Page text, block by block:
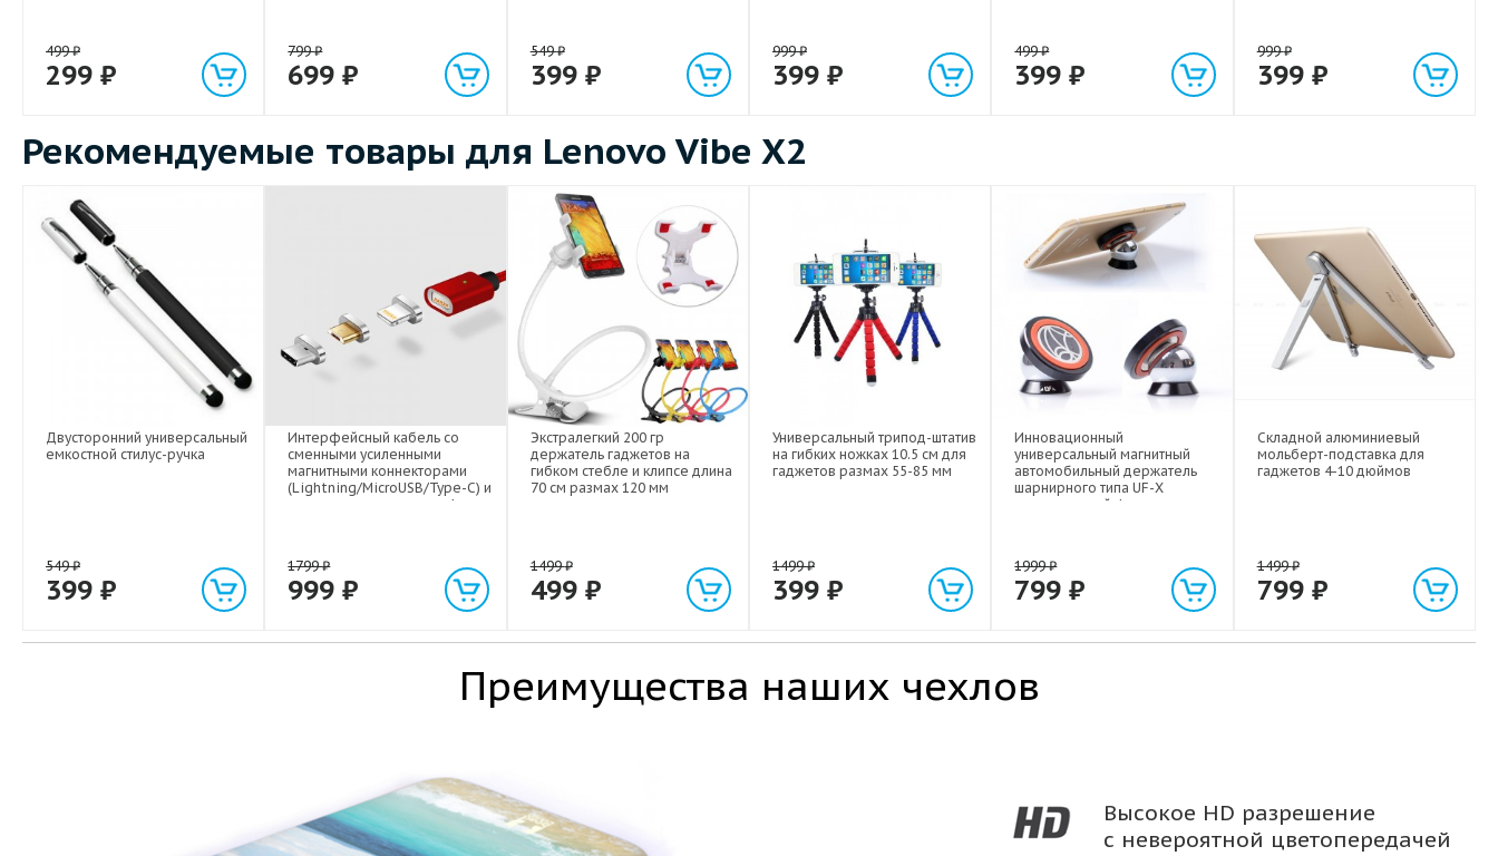
499₽
299 ₽
799₽
699₽
549₽
399 ₽
999₽
399 ₽
499₽
399₽
999₽
399 ₽
Рекомендуемые товары для Lenovo Vibe X2
Двусторонний универсальный
емкостной стилус-ручка
549₽
399 ₽
Интерфейсный кабель со
сменными усиленными
магнитными коннекторами
(Lightning/MicroUSB/Type-C) и
световым индикатором 1м
1799₽
999₽
Экстралегкий 200 гр
держатель гаджетов на
гибком стебле и клипсе длина
70 см размах 120 мм
1499₽
499 ₽
Универсальный трипод-штатив
на гибких ножках 10.5 см для
гаджетов размах 55-85 мм
1499₽
399 ₽
Инновационный
универсальный магнитный
автомобильный держатель
шарнирного типа UF-X
экстрасильной фиксации для
1999₽
799₽
Складной алюминиевый
мольберт-подставка для
гаджетов 4-10 дюймов
1499₽
799 ₽
Преимущества наших чехлов
Высокое HD разрешение
с невероятной цветопередачей